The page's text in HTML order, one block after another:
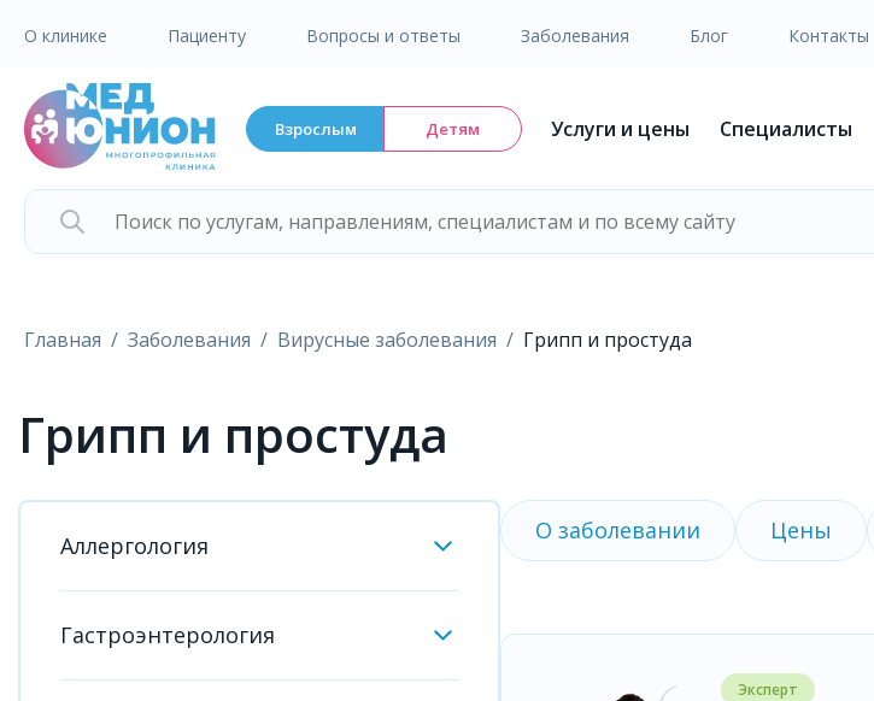
О клинике Пациенту Вопросы и ответы Заболевания Блог Контакты
Взрослым Детям Услуги и цены Специалисты
Главная Заболевания Вирусные заболевания Грипп и простуда
Грипп и простуда
Аллергология
Гастроэнтерология
О заболевании Цены
Эксперт